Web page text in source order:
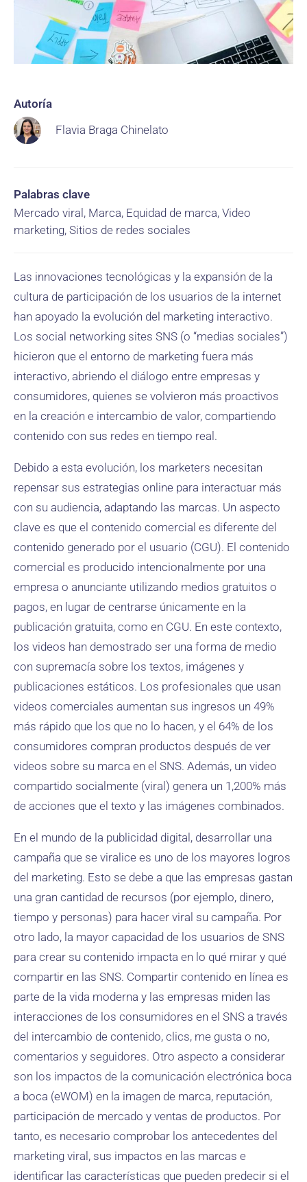
Autoría
Flavia Braga Chinelato
Palabras clave
Mercado viral, Marca, Equidad de marca, Video
marketing, Sitios de redes sociales
Las innovaciones tecnológicas y la expansión de la
cultura de participación de los usuarios de la internet
han apoyado la evolución del marketing interactivo.
Los social networking sites SNS (o “medias sociales”)
hicieron que el entorno de marketing fuera más
interactivo, abriendo el diálogo entre empresas y
consumidores, quienes se volvieron más proactivos
en la creación e intercambio de valor, compartiendo
contenido con sus redes en tiempo real.
Debido a esta evolución, los marketers necesitan
repensar sus estrategias online para interactuar más
con su audiencia, adaptando las marcas. Un aspecto
clave es que el contenido comercial es diferente del
contenido generado por el usuario (CGU). El contenido
comercial es producido intencionalmente por una
empresa o anunciante utilizando medios gratuitos o
pagos, en lugar de centrarse únicamente en la
publicación gratuita, como en CGU. En este contexto,
los videos han demostrado ser una forma de medio
con supremacía sobre los textos, imágenes y
publicaciones estáticos. Los profesionales que usan
videos comerciales aumentan sus ingresos un 49%
más rápido que los que no lo hacen, y el 64% de los
consumidores compran productos después de ver
videos sobre su marca en el SNS. Además, un video
compartido socialmente (viral) genera un 1,200% más
de acciones que el texto y las imágenes combinados.
En el mundo de la publicidad digital, desarrollar una
campaña que se viralice es uno de los mayores logros
del marketing. Esto se debe a que las empresas gastan
una gran cantidad de recursos (por ejemplo, dinero,
tiempo y personas) para hacer viral su campaña. Por
otro lado, la mayor capacidad de los usuarios de SNS
para crear su contenido impacta en lo qué mirar y qué
compartir en las SNS. Compartir contenido en línea es
parte de la vida moderna y las empresas miden las
interacciones de los consumidores en el SNS a través
del intercambio de contenido, clics, me gusta o no,
comentarios y seguidores. Otro aspecto a considerar
son los impactos de la comunicación electrónica boca
a boca (eWOM) en la imagen de marca, reputación,
participación de mercado y ventas de productos. Por
tanto, es necesario comprobar los antecedentes del
marketing viral, sus impactos en las marcas e
identificar las características que pueden predecir si el